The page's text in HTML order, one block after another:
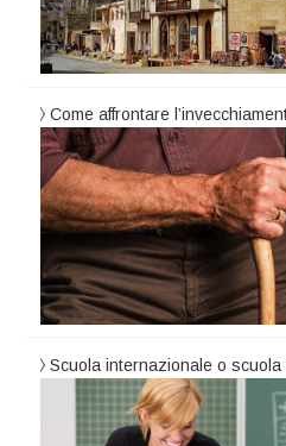
Come affrontare
Scuola internazionale o scuola